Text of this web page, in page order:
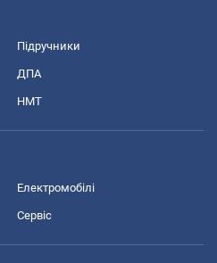
Підручники
ДПА
НМТ
Електромобілі
Сервіс